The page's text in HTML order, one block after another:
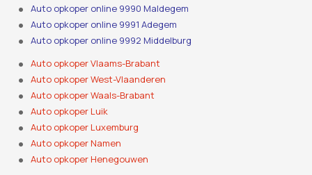
Auto opkoper online 9990 Maldegem
Auto opkoper online 9991 Adegem
Auto opkoper online 9992 Middelburg
Auto opkoper Vlaams-Brabant
Auto opkoper West-Vlaanderen
Auto opkoper Waals-Brabant
Auto opkoper Luik
Auto opkoper Luxemburg
Auto opkoper Namen
Auto opkoper Henegouwen